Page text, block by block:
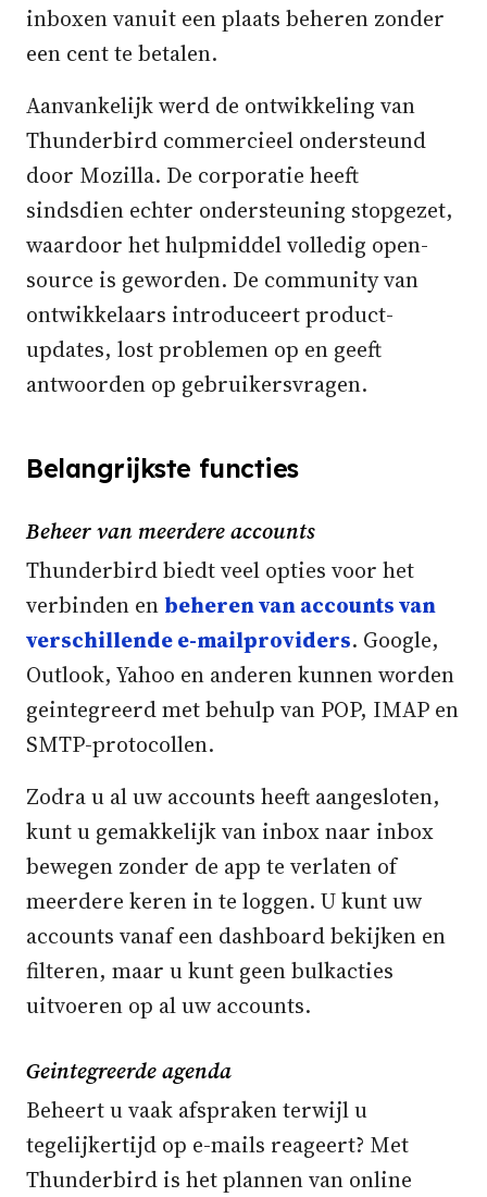
inboxen vanuit een plaats beheren zonder
een cent te betalen.
Aanvankelijk werd de ontwikkeling van
Thunderbird commercieel ondersteund
door Mozilla. De corporatie heeft
sindsdien echter ondersteuning stopgezet,
waardoor het hulpmiddel volledig open-
source is geworden. De community van
ontwikkelaars introduceert product-
updates, lost problemen op en geeft
antwoorden op gebruikersvragen.
Belangrijkste functies
Beheer van meerdere accounts
Thunderbird biedt veel opties voor het
verbinden enbeheren van accounts van
verschillende e-mailproviders. Google,
Outlook, Yahoo en anderen kunnen worden
geintegreerd met behulp van POP, IMAP en
SMTP-protocollen.
Zodra u al uw accounts heeft aangesloten,
kunt u gemakkelijk van inbox naar inbox
bewegen zonder de app te verlaten of
meerdere keren in te loggen. U kunt uw
accounts vanaf een dashboard bekijken en
filteren, maar u kunt geen bulkacties
uitvoeren op al uw accounts.
Geintegreerde agenda
Beheert u vaak afspraken terwijl u
tegelijkertijd op e-mails reageert? Met
Thunderbird is het plannen van online